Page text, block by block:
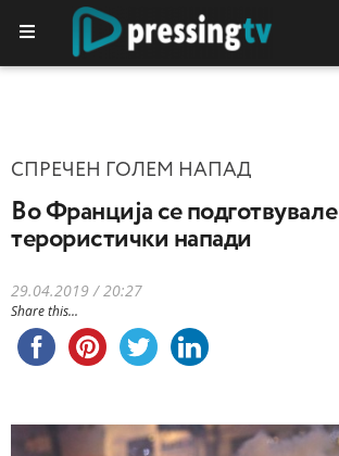
СПРЕЧЕН ГОЛЕМ НАПАД
Во Франција се подготвувале
терористички напади
29.04.2019 / 20:27
Share this...